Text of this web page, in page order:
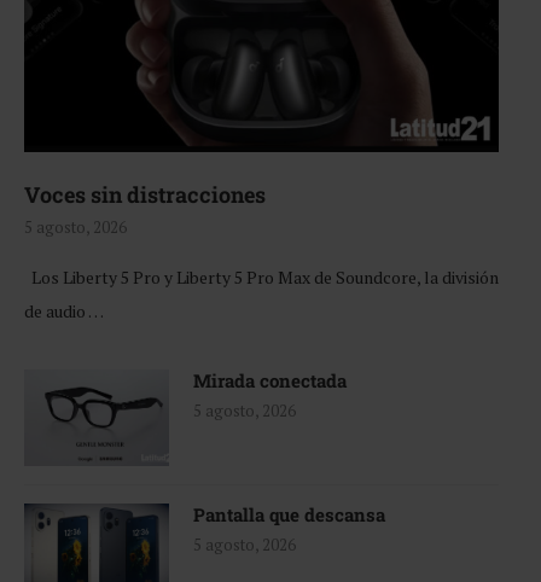
Voces sin distracciones
5 agosto, 2026
Los Liberty 5 Pro y Liberty 5 Pro Max de Soundcore, la división
de audio …
Mirada conectada
5 agosto, 2026
Pantalla que descansa
5 agosto, 2026